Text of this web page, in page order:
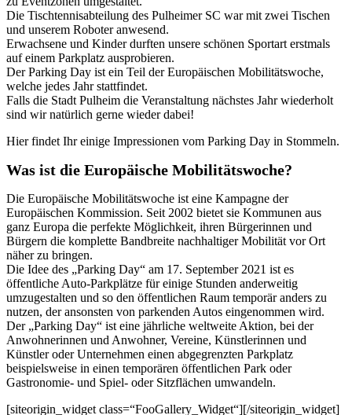
Die Tischtennisabteilung des Pulheimer SC war mit zwei Tischen
und unserem Roboter anwesend.
Erwachsene und Kinder durften unsere schönen Sportart erstmals
auf einem Parkplatz ausprobieren.
Der Parking Day ist ein Teil der Europäischen Mobilitätswoche,
welche jedes Jahr stattfindet.
Falls die Stadt Pulheim die Veranstaltung nächstes Jahr wiederholt
sind wir natürlich gerne wieder dabei!
Hier findet Ihr einige Impressionen vom Parking Day in Stommeln.
Was ist die Europäische Mobilitätswoche?
Die Europäische Mobilitätswoche ist eine Kampagne der
Europäischen Kommission. Seit 2002 bietet sie Kommunen aus
ganz Europa die perfekte Möglichkeit, ihren Bürgerinnen und
Bürgern die komplette Bandbreite nachhaltiger Mobilität vor Ort
näher zu bringen.
Die Idee des „Parking Day“ am 17. September 2021 ist es
öffentliche Auto-Parkplätze für einige Stunden anderweitig
umzugestalten und so den öffentlichen Raum temporär anders zu
nutzen, der ansonsten von parkenden Autos eingenommen wird.
Der „Parking Day“ ist eine jährliche weltweite Aktion, bei der
Anwohnerinnen und Anwohner, Vereine, Künstlerinnen und
Künstler oder Unternehmen einen abgegrenzten Parkplatz
beispielsweise in einen temporären öffentlichen Park oder
Gastronomie- und Spiel- oder Sitzflächen umwandeln.
[siteorigin_widget class=“FooGallery_Widget“][/siteorigin_widget]